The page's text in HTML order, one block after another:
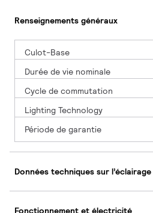
Renseignements généraux
Culot-Base
Durée de vie nominale
Cycle de commutation
Lighting Technology
Période de garantie
Données techniques sur l’éclairage
Fonctionnement et électricité